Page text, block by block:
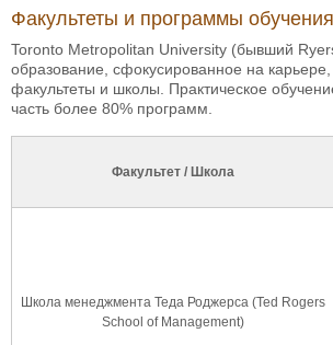
Факультеты и программы обучения
Toronto Metropolitan University (бывший
образование, сфокусированное на карьере,
факультеты и школы. Практическое
часть более 80% программ.
Факультет / Школа
Школа менеджмента Теда Роджерса (Ted Rogers
School of Management)